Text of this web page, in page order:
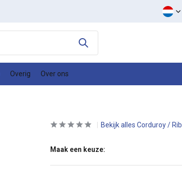
Overig Over ons
Bekijk alles Corduroy / Rib
Maak een keuze: